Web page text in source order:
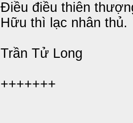
Điều điều thiên
Hữu thì lạc nhân thủ.
Trần Tử Long
+++++++